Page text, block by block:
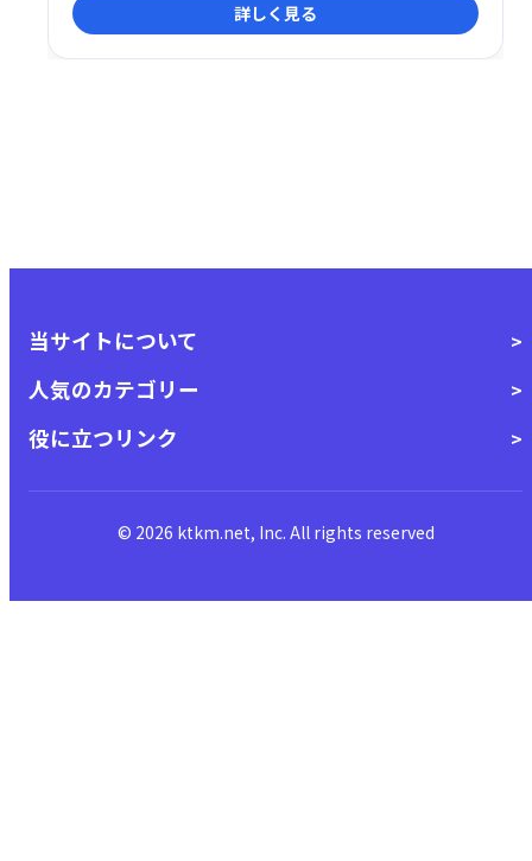
詳しく見る
当サイトについて
人気のカテゴリー
役に立つリンク
© 2026 ktkm.net, Inc. All rights reserved